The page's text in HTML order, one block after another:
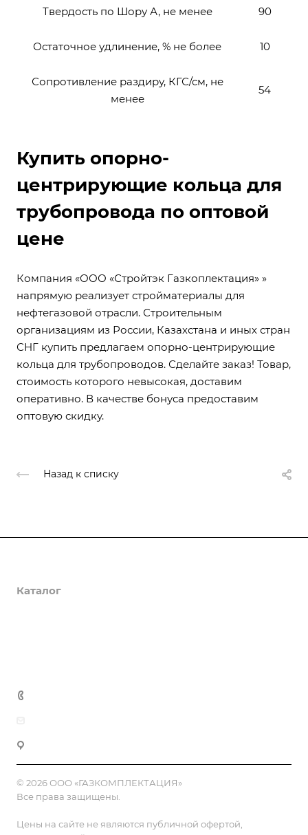
Твердость по Шору А, не менее 90
Остаточное удлинение, % не более 10
Сопротивление раздиру, КГС/см, не
менее
54
Купить опорно-
центрирующие кольца для
трубопровода по оптовой
цене
Компания «ООО «Стройтэк Газкоплектация» »
напрямую реализует стройматериалы для
нефтегазовой отрасли. Строительным
организациям из России, Казахстана и иных стран
СНГ купить предлагаем опорно-центрирующие
кольца для трубопроводов. Сделайте заказ! Товар,
стоимость которого невысокая, доставим
оперативно. В качестве бонуса предоставим
оптовую скидку.
Назад к списку
Каталог
© 2026 ООО «ГАЗКОМПЛЕКТАЦИЯ»
Все права защищены.
Цены на сайте не являются публичной офертой,